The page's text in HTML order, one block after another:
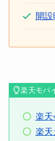
開
楽天モバ
楽
楽